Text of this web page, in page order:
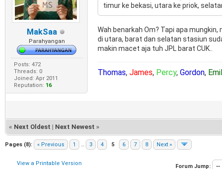
MakSaa
Parahyangan
Posts: 472
Threads: 0
Joined: Apr 2011
Reputation: 16
timur ke bekasi, utara ke priok,
Wah benarkah Om? Tapi apa
di utara, barat dan selatan stasiun
makin macet aja tuh JPL barat CUK..
Thomas, James, Percy, Gordon,
« Next Oldest | Next Newest »
Pages (8): « Previous 1 … 3 4 5 6 7 8 Next »
View a Printable Version Forum Jump: